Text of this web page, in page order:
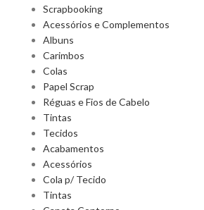
Scrapbooking
Acessórios e Complementos
Albuns
Carimbos
Colas
Papel Scrap
Réguas e Fios de Cabelo
Tintas
Tecidos
Acabamentos
Acessórios
Cola p/ Tecido
Tintas